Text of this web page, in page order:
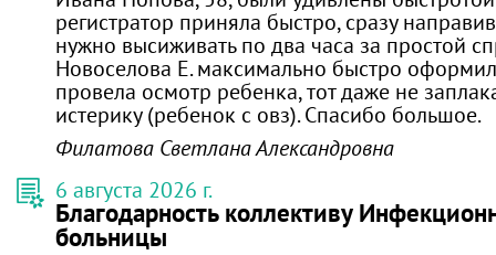
регистратор приняла быстро, сразу
нужно высиживать по два часа за простой
Новоселова Е. максимально быстро
провела осмотр ребенка, тот даже не
истерику (ребенок с овз). Спасибо большое.
Филатова Светлана Александровна
6 августа 2026 г.
Благодарность коллективу
больницы